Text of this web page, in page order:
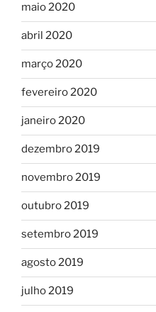
maio 2020
abril 2020
março 2020
fevereiro 2020
janeiro 2020
dezembro 2019
novembro 2019
outubro 2019
setembro 2019
agosto 2019
julho 2019